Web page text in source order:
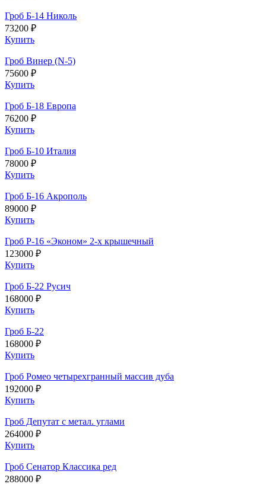
Гроб Б-14 Николь
73200 ₽
Купить
Гроб Винер (N-5)
75600 ₽
Купить
Гроб Б-18 Европа
76200 ₽
Купить
Гроб Б-10 Италия
78000 ₽
Купить
Гроб Б-16 Акрополь
89000 ₽
Купить
Гроб Р-16 «Эконом» 2-х крышечный
123000 ₽
Купить
Гроб Б-22 Русич
168000 ₽
Купить
Гроб Б-22
168000 ₽
Купить
Гроб Ромео четырехгранный массив дуба
192000 ₽
Купить
Гроб Депутат с метал. углами
264000 ₽
Купить
Гроб Сенатор Классика ред
288000 ₽